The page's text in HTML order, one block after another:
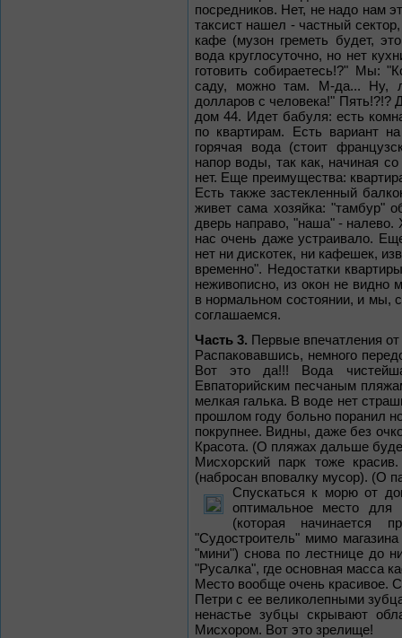
посредников. Нет, не надо нам
таксист нашел - частный
кафе (музон греметь будет,
вода круглосуточно, но нет
готовить собираетесь!?" Мы:
саду, можно там. М-да... Ну,
долларов с человека!"
дом 44. Идет бабуля: есть
по квартирам. Есть вариант
горячая вода (стоит
напор воды, так как, начиная
нет. Еще преимущества:
Есть также застекленный
живет сама хозяйка: "тамбур"
дверь направо, "наша" - налево.
нас очень даже устраивало.
нет ни дискотек, ни кафешек,
временно". Недостатки
неживописно, из окон не видно
в нормальном состоянии, и мы,
соглашаемся.
Часть 3. Первые впечатления
Распаковавшись, немного
Вот это да!!! Вода
Евпаторийским песчаным
мелкая галька. В воде нет
прошлом году больно поранил
покрупнее. Видны, даже без
Красота. (О пляжах дальше
Мисхорский парк тоже
(набросан вповалку мусор). (О
Спускаться к морю от
оптимальное место для
(которая начинается
"Судостроитель" мимо
"мини") снова по лестнице до
"Русалка", где основная масса
Место вообще очень красивое.
Петри с ее великолепными
ненастье зубцы скрывают
Мисхором. Вот это зрелище!